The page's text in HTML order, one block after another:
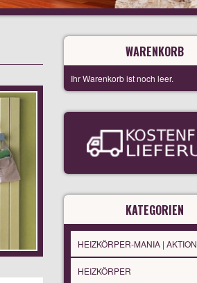
WARENKORB
Ihr Warenkorb ist noch leer.
KATEGORIEN
HEIZKÖRPER-MANIA | AKTION
HEIZKÖRPER